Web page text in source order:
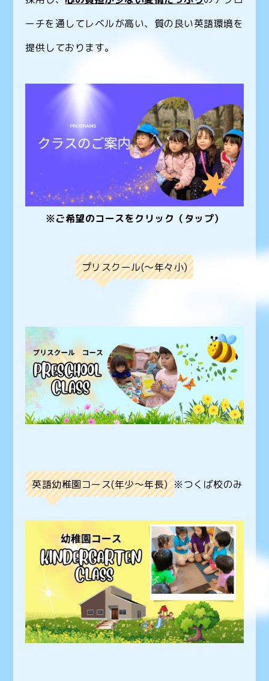
ーチを通してレベルが高い、質の良い英語環境を
提供しております。
※ご希望のコースをクリック（タップ）
プリスクール(〜年々小)
英語幼稚園コース(年少〜年長) ※つくば校のみ